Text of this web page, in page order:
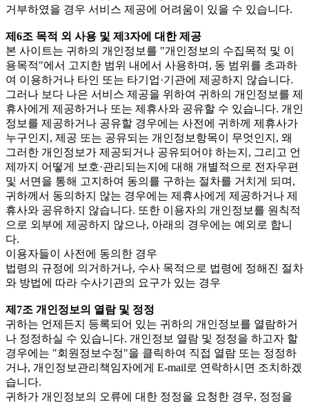
거부하였을 경우 서비스 제공에 어려움이 있을 수 있습니다.
제6조 목적 외 사용 및 제3자에 대한 제공
본 사이트는 귀하의 개인정보를 "개인정보의 수집목적 및 이
용목적"에서 고지한 범위 내에서 사용하며, 동 범위를 초과하
여 이용하거나 타인 또는 타기업·기관에 제공하지 않습니다.
그러나 보다 나은 서비스 제공을 위하여 귀하의 개인정보를 제
휴사에게 제공하거나 또는 제휴사와 공유할 수 있습니다. 개인
정보를 제공하거나 공유할 경우에는 사전에 귀하께 제휴사가
누구인지, 제공 또는 공유되는 개인정보항목이 무엇인지, 왜
그러한 개인정보가 제공되거나 공유되어야 하는지, 그리고 언
제까지 어떻게 보호·관리되는지에 대해 개별적으로 전자우편
및 서면을 통해 고지하여 동의를 구하는 절차를 거치게 되며,
귀하께서 동의하지 않는 경우에는 제휴사에게 제공하거나 제
휴사와 공유하지 않습니다. 또한 이용자의 개인정보를 원칙적
으로 외부에 제공하지 않으나, 아래의 경우에는 예외로 합니
다.
이용자들이 사전에 동의한 경우
법령의 규정에 의거하거나, 수사 목적으로 법령에 정해진 절차
와 방법에 따라 수사기관의 요구가 있는 경우
제7조 개인정보의 열람 및 정정
귀하는 언제든지 등록되어 있는 귀하의 개인정보를 열람하거
나 정정하실 수 있습니다. 개인정보 열람 및 정정을 하고자 할
경우에는 "회원정보수정"을 클릭하여 직접 열람 또는 정정하
거나, 개인정보관리책임자에게 E-mail로 연락하시면 조치하겠
습니다.
귀하가 개인정보의 오류에 대한 정정을 요청한 경우, 정정을